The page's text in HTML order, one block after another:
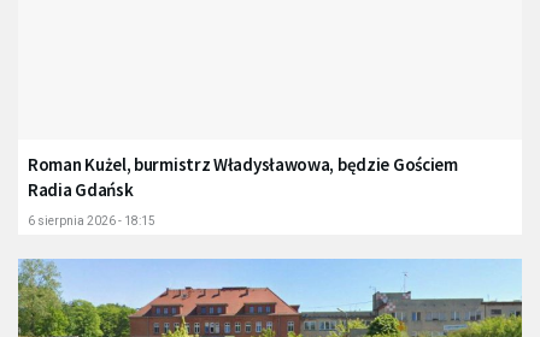
Roman Kużel, burmistrz Władysławowa, będzie Gościem
Radia Gdańsk
6 sierpnia 2026 - 18:15